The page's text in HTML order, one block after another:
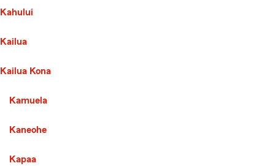
Kahului
Kailua
Kailua Kona
Kamuela
Kaneohe
Kapaa